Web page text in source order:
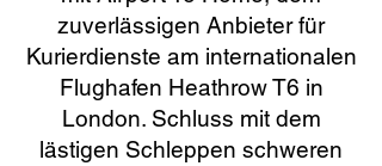
zuverlässigen Anbieter für
Kurierdienste am internationalen
Flughafen Heathrow T6 in
London. Schluss mit dem
lästigen Schleppen schweren